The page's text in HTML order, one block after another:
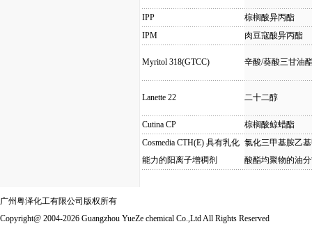
IPP
棕榈酸异丙酯
IPM
肉豆寇酸异丙酯
Myritol 318(GTCC) 辛酸/葵酸三甘油
Lanette 22 二十二醇
Cutina CP
棕榈酸鲸蜡酯
Cosmedia CTH(E) 具有乳化
能力的阳离子增稠剂
氯化三甲基胺乙
酸酯均聚物的油
广州粤泽化工有限公司版权所有
Copyright@ 2004-2026 Guangzhou YueZe chemical Co.,Ltd All Rights Reserved